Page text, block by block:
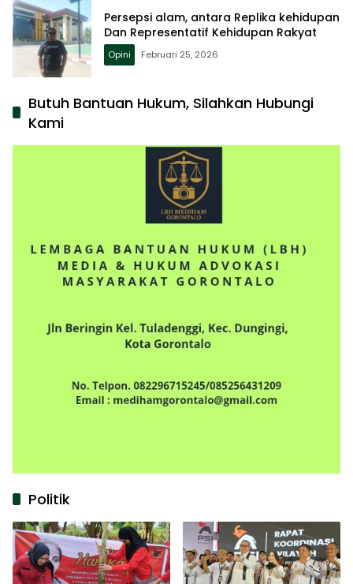
Persepsi alam, antara Replika kehidupan
Dan Representatif Kehidupan Rakyat
Opini Februari 25, 2026
Butuh Bantuan Hukum, Silahkan Hubungi
Kami
Politik